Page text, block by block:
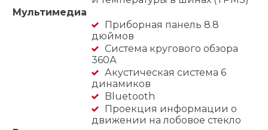
Мультимедиа
Приборная панель 8.8
дюймов
Система кругового обзора
360А
Акустическая система 6
динамиков
Bluetooth
Проекция информации о
движении на лобовое стекло